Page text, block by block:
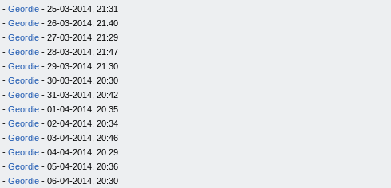
- Geordie - 25-03-2014, 21:31
- Geordie - 26-03-2014, 21:40
- Geordie - 27-03-2014, 21:29
- Geordie - 28-03-2014, 21:47
- Geordie - 29-03-2014, 21:30
- Geordie - 30-03-2014, 20:30
- Geordie - 31-03-2014, 20:42
- Geordie - 01-04-2014, 20:35
- Geordie - 02-04-2014, 20:34
- Geordie - 03-04-2014, 20:46
- Geordie - 04-04-2014, 20:29
- Geordie - 05-04-2014, 20:36
- Geordie - 06-04-2014, 20:30